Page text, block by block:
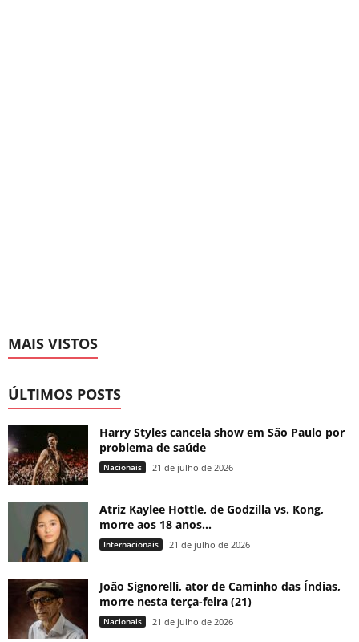
MAIS VISTOS
ÚLTIMOS POSTS
Harry Styles cancela show em São Paulo por
problema de saúde
Nacionais 21 de julho de 2026
Atriz Kaylee Hottle, de Godzilla vs. Kong,
morre aos 18 anos...
Internacionais 21 de julho de 2026
João Signorelli, ator de Caminho das Índias,
morre nesta terça-feira (21)
Nacionais 21 de julho de 2026